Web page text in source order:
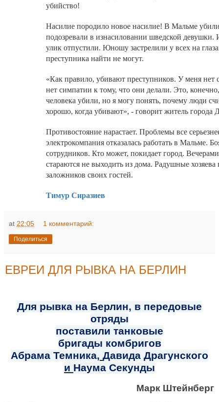
убийство!
Насилие породило новое насилие! В Мальме
подозревали в изнасиловании шведской девушки.
улик отпустили. Юношу застрелили у всех на
преступника найти не могут.
«Как правило, убивают преступников. У меня нет
нет симпатии к тому, что они делали. Это,
человека убили, но я могу понять, почему люди
хорошо, когда убивают», - говорит житель
Противостояние нарастает. Проблемы все
электрокомпания отказалась работать в Мальме.
сотрудников. Кто может, покидает город.
стараются не выходить из дома. Радушные хозяева
заложников своих гостей.
Тимур Сиразиев
at 22:05 1 комментарий:
Поделиться
ЕВРЕИ ДЛЯ РЫВКА НА БЕРЛИН
Для рывка на Берлин, в передовые
отряды
поставили танковые
бригады комбригов
Абрама Темника, Давида Драгунского
и Наума Секунды
Марк Штейнберг